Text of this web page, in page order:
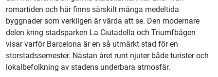
romartiden och här finns särskilt många medeltida
byggnader som verkligen är värda att se. Den modernare
delen kring stadsparken La Ciutadella och Triumfbågen
visar varför Barcelona är en så utmärkt stad för en
storstadssemester. Nästan året runt njuter både turister och
lokalbefolkning av stadens underbara atmosfär.